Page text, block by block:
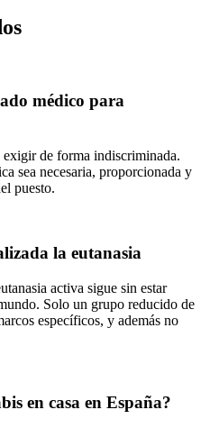
médico para
de forma indiscriminada.
sea necesaria, proporcionada y
puesto.
la eutanasia
activa sigue sin estar
Solo un grupo reducido de
específicos, y además no
en casa en España?